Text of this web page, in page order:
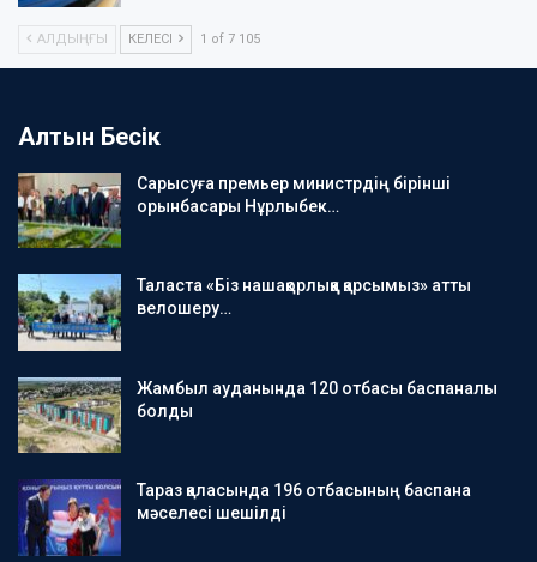
АЛДЫҢҒЫ КЕЛЕСІ 1 of 7 105
Алтын Бесік
Сарысуға премьер министрдің бірінші
орынбасары Нұрлыбек…
Таласта «Біз нашақорлыққа қарсымыз» атты
велошеру…
Жамбыл ауданында 120 отбасы баспаналы
болды
Тараз қаласында 196 отбасының баспана
мәселесі шешілді